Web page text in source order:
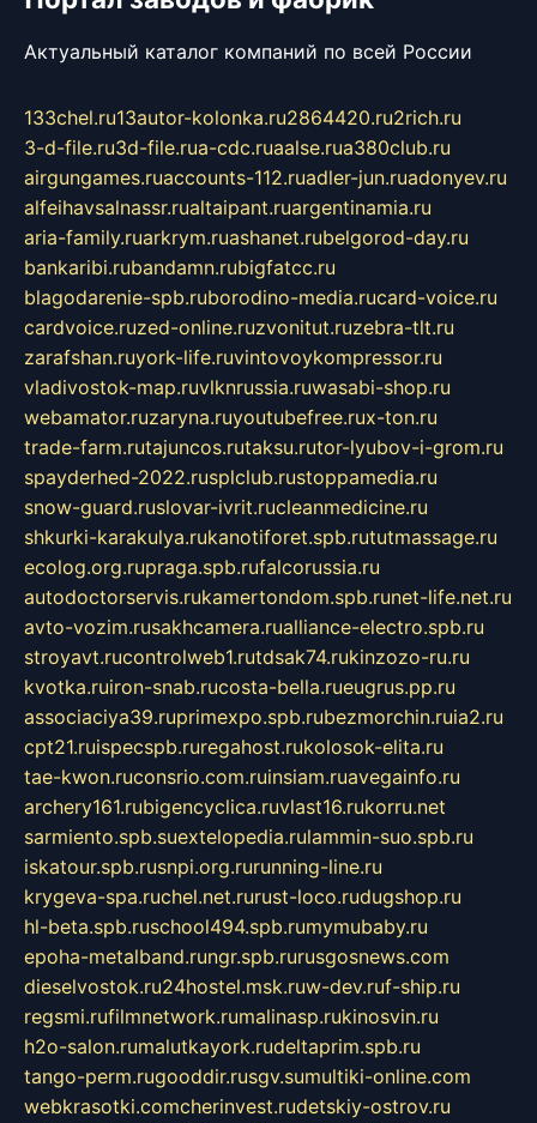
Актуальный каталог компаний по всей России
133chel.ru13autor-kolonka.ru2864420.ru2rich.ru
3-d-file.ru3d-file.rua-cdc.ruaalse.rua380club.ru
airgungames.ruaccounts-112.ruadler-jun.ruadonyev.ru
alfeihavsalnassr.rualtaipant.ruargentinamia.ru
aria-family.ruarkrym.ruashanet.rubelgorod-day.ru
bankaribi.rubandamn.rubigfatcc.ru
blagodarenie-spb.ruborodino-media.rucard-voice.ru
cardvoice.ruzed-online.ruzvonitut.ruzebra-tlt.ru
zarafshan.ruyork-life.ruvintovoykompressor.ru
vladivostok-map.ruvlknrussia.ruwasabi-shop.ru
webamator.ruzaryna.ruyoutubefree.rux-ton.ru
trade-farm.rutajuncos.rutaksu.rutor-lyubov-i-grom.ru
spayderhed-2022.rusplclub.rustoppamedia.ru
snow-guard.ruslovar-ivrit.rucleanmedicine.ru
shkurki-karakulya.rukanotiforet.spb.rututmassage.ru
ecolog.org.rupraga.spb.rufalcorussia.ru
autodoctorservis.rukamertondom.spb.runet-life.net.ru
avto-vozim.rusakhcamera.rualliance-electro.spb.ru
stroyavt.rucontrolweb1.rutdsak74.rukinzozo-ru.ru
kvotka.ruiron-snab.rucosta-bella.rueugrus.pp.ru
associaciya39.ruprimexpo.spb.rubezmorchin.ruia2.ru
cpt21.ruispecspb.ruregahost.rukolosok-elita.ru
tae-kwon.ruconsrio.com.ruinsiam.ruavegainfo.ru
archery161.rubigencyclica.ruvlast16.rukorru.net
sarmiento.spb.suextelopedia.rulammin-suo.spb.ru
iskatour.spb.rusnpi.org.rurunning-line.ru
krygeva-spa.ruchel.net.rurust-loco.rudugshop.ru
hl-beta.spb.ruschool494.spb.rumymubaby.ru
epoha-metalband.rungr.spb.rurusgosnews.com
dieselvostok.ru24hostel.msk.ruw-dev.ruf-ship.ru
regsmi.rufilmnetwork.rumalinasp.rukinosvin.ru
h2o-salon.rumalutkayork.rudeltaprim.spb.ru
tango-perm.rugooddir.rusgv.sumultiki-online.com
webkrasotki.comcherinvest.rudetskiy-ostrov.ru